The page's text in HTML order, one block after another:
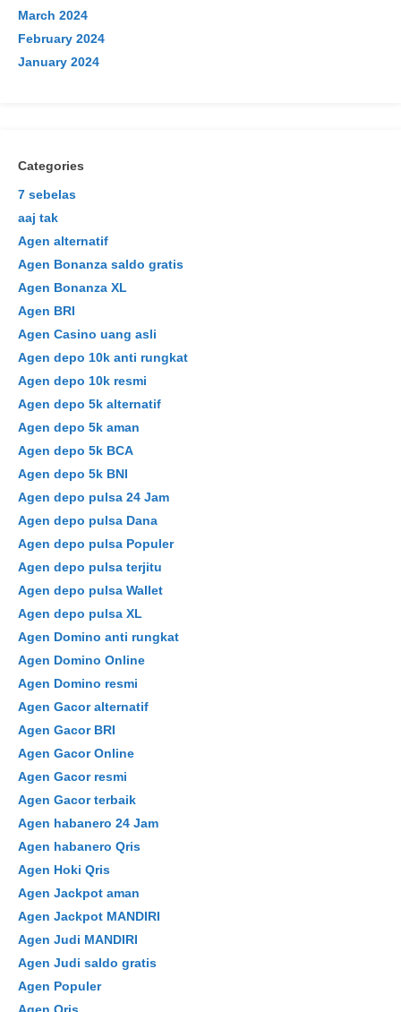
March 2024
February 2024
January 2024
Categories
7 sebelas
aaj tak
Agen alternatif
Agen Bonanza saldo gratis
Agen Bonanza XL
Agen BRI
Agen Casino uang asli
Agen depo 10k anti rungkat
Agen depo 10k resmi
Agen depo 5k alternatif
Agen depo 5k aman
Agen depo 5k BCA
Agen depo 5k BNI
Agen depo pulsa 24 Jam
Agen depo pulsa Dana
Agen depo pulsa Populer
Agen depo pulsa terjitu
Agen depo pulsa Wallet
Agen depo pulsa XL
Agen Domino anti rungkat
Agen Domino Online
Agen Domino resmi
Agen Gacor alternatif
Agen Gacor BRI
Agen Gacor Online
Agen Gacor resmi
Agen Gacor terbaik
Agen habanero 24 Jam
Agen habanero Qris
Agen Hoki Qris
Agen Jackpot aman
Agen Jackpot MANDIRI
Agen Judi MANDIRI
Agen Judi saldo gratis
Agen Populer